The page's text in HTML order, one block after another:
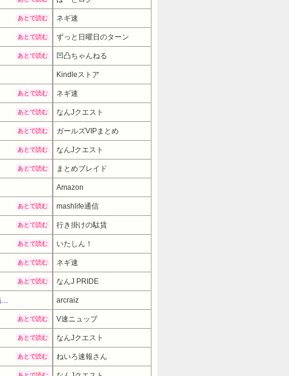
あとで読む ネギ速
あとで読む ずっと日曜日のターン
あとで読む 凹凸ちゃんねる
Kindleストア
あとで読む ネギ速
あとで読む なんJクエスト
あとで読む ガールズVIPまとめ
あとで読む なんJクエスト
あとで読む まとめブレイド
Amazon
あとで読む mashlife通信
あとで読む 行き掛けの駄賃
あとで読む いたしん！
あとで読む ネギ速
あとで読む なんJ PRIDE
arcraiz
あとで読む V速ニュップ
あとで読む なんJクエスト
あとで読む ねいろ速報さん